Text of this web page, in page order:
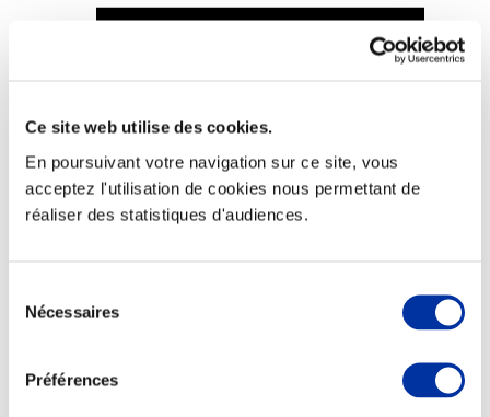
Ce site web utilise des cookies.
En poursuivant votre navigation sur ce site, vous
acceptez l'utilisation de cookies nous permettant de
réaliser des statistiques d'audiences.
Nécessaires
Préférences
Viande et climat
Valorisation de l’herbe
Autonomie des élevages
Qualité air, eau, sols
Economie de ressources